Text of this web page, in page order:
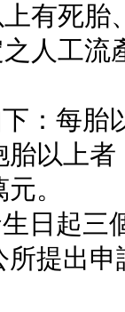
有死胎
人工流
：每胎
以上
。
日起三
所提出申